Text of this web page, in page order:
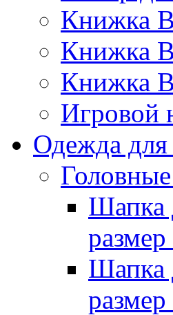
Книжка
Книжка
Книжка
Игровой
Одежда
Шапка
Шапка